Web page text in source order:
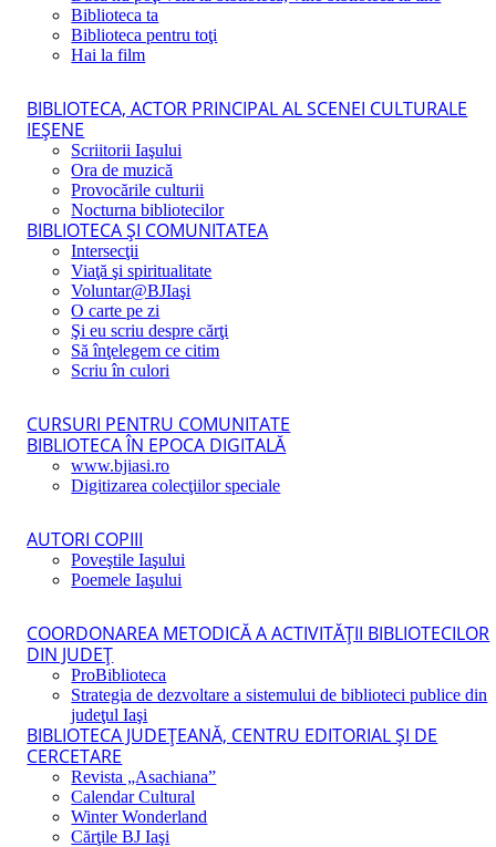
Biblioteca ta
Biblioteca pentru toţi
Hai la film
BIBLIOTECA, ACTOR PRINCIPAL AL SCENEI CULTURALE
IEŞENE
Scriitorii Iaşului
Ora de muzică
Provocările culturii
Nocturna bibliotecilor
BIBLIOTECA ŞI COMUNITATEA
Intersecţii
Viaţă şi spiritualitate
Voluntar@BJIaşi
O carte pe zi
Şi eu scriu despre cărţi
Să înţelegem ce citim
Scriu în culori
CURSURI PENTRU COMUNITATE
BIBLIOTECA ÎN EPOCA DIGITALĂ
www.bjiasi.ro
Digitizarea colecţiilor speciale
AUTORI COPIII
Poveştile Iaşului
Poemele Iaşului
COORDONAREA METODICĂ A ACTIVITĂŢII BIBLIOTECILOR
DIN JUDEŢ
ProBiblioteca
Strategia de dezvoltare a sistemului de biblioteci publice din
judeţul Iaşi
BIBLIOTECA JUDEŢEANĂ, CENTRU EDITORIAL ŞI DE
CERCETARE
Revista „Asachiana”
Calendar Cultural
Winter Wonderland
Cărţile BJ Iaşi